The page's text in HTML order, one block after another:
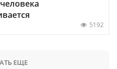
5192
ЕЩЕ